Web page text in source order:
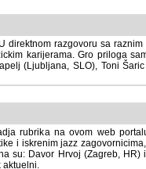
direktnom razgovoru sa
karijerama. Gro priloga
(Ljubljana, SLO), Toni
rubrika na ovom web portalu.
iskrenim jazz zagovornicima,
su: Davor Hrvoj (Zagreb, HR)